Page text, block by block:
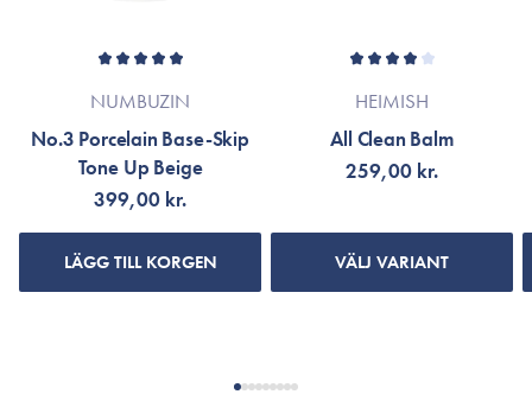
Adenosine, Disodium EDTA, Tocopherol
*Innehållsförteckningen kan komma att ändras eftersom
produkten kontinuerligt uppdateras för att bli ännu bättre.
Se produktens förpackning eller gå till varumärkets officiella
webbplats.
NUMBUZIN
No.3 Porcelain Base-Skip
Tone Up Beige
399,00 kr.
LÄGG TILL KORGEN
HEIMISH
All Clean Balm
259,00 kr.
VÄLJ VARIANT